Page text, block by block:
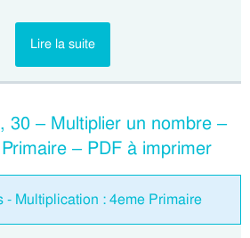
Lire la suite
30 – Multiplier un nombre –
– PDF à imprimer
- Multiplication : 4eme Primaire